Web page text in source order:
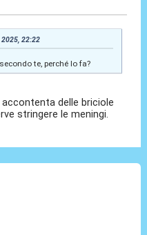
22:22
te, perché lo fa?
delle briciole
stringere le meningi.